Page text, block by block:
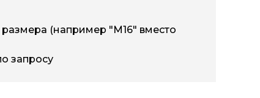
(например "М16" вместо
запросу